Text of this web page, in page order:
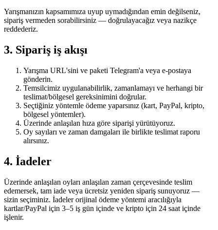
Yarışmanızın kapsamımıza uyup uymadığından emin değilseniz,
sipariş vermeden sorabilirsiniz — doğrulayacağız veya nazikçe
reddederiz.
3. Sipariş iş akışı
Yarışma URL'sini ve paketi Telegram'a veya e-postaya
gönderin.
Temsilcimiz uygulanabilirlik, zamanlamayı ve herhangi bir
teslimat/bölgesel gereksinimini doğrular.
Seçtiğiniz yöntemle ödeme yaparsınız (kart, PayPal, kripto,
bölgesel yöntemler).
Üzerinde anlaşılan hıza göre siparişi yürütüyoruz.
Oy sayıları ve zaman damgaları ile birlikte teslimat raporu
alırsınız.
4. İadeler
Üzerinde anlaşılan oyları anlaşılan zaman çerçevesinde teslim
edemersek, tam iade veya ücretsiz yeniden sipariş sunuyoruz —
sizin seçiminiz. İadeler orijinal ödeme yöntemi aracılığıyla
kartlar/PayPal için 3–5 iş gün içinde ve kripto için 24 saat içinde
işlenir.